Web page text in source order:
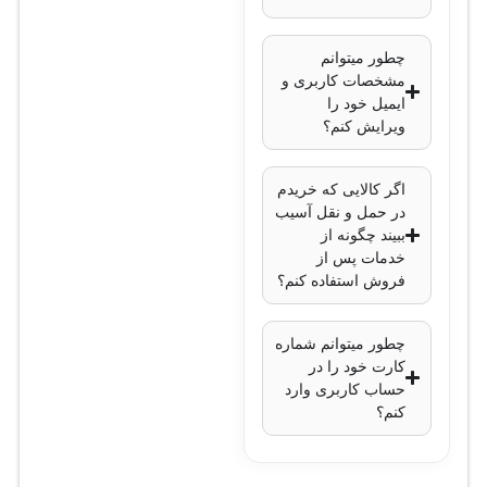
پشتیبانی از
PoE (Power
over
Ethernet)
دکمه‌ها:
دکمه‌های
قابل
برنامه‌ریزی
و کلیدهای
ویژگی‌های تماس:
قابلیت تماس
چطور میتوانم
مشخصات کاربری و
ایمیل خود را
ویرایش کنم؟
اگر کالایی که خریدم
در حمل و نقل آسیب
ببیند چگونه از
خدمات پس از
فروش استفاده کنم؟
چطور میتوانم شماره
کارت خود را در
حساب کاربری وارد
کنم؟